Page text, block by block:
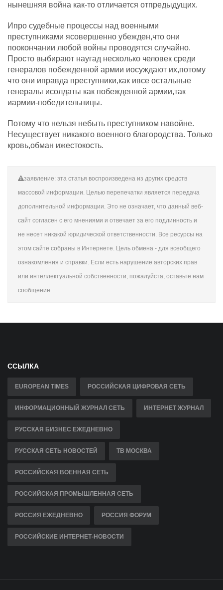
нынешняя война как-то отличается отпредыдущих.
Ипро судебные процессы над военными
преступниками ясовершенно убежден,что они
поокончании любой войны проводятся случайно.
Просто выбирают наугад несколько человек среди
генералов побежденной армии иосуждают их,потому
что они иправда преступники,как ивсе остальные
генералы исолдаты как побежденной армии,так
иармии-победительницы.
Потому что нельзя небыть преступником навойне.
Несуществует никакого военного благородства. Только
кровь,обман ижестокость.
заявление: эта статья воспроизведена из других средств
массовой информации. Целью перепечатки является передача
дополнительной информации. Это не означает, что данный веб-
сайт согласен с его мнениями и отвечает за его подлинность и
не несет никакой юридической ответственности. Все ресурсы на
этом сайте собраны в Интернете. Цель обмена - для всеобщего
ознакомления и справки. Если есть нарушение авторских прав
или интеллектуальной собственности, пожалуйста, оставьте нам
сообщение.
ССЫЛКА
EUROPEAN TIMES РОССИЙСКАЯ ЦИФРОВАЯ СЕТЬ
ИНФОРМАЦИОННЫЙ ЖУРНАЛ СЕТЬ ИНТЕРНЕТ ЖУРНАЛ
РУССКАЯ БИЗНЕС ЕЖЕДНЕВНО
РУССКАЯ СЕТЬ НОВОСТЕЙ ТВ МОСКВА
РОССИЙСКАЯ ВОЕННАЯ СЕТЬ
РОССИЙСКАЯ ПРОМЫШЛЕННАЯ СЕТЬ
РОССИЯ ЕЖЕДНЕВНО РОССИЯ ФОРУМ
РОССИЙСКИЕ ИНТЕРНЕТ-НОВОСТИ